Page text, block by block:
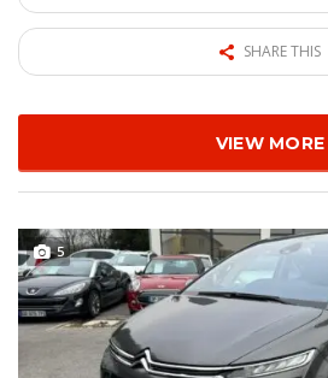
SHARE THIS
VIEW MORE
5